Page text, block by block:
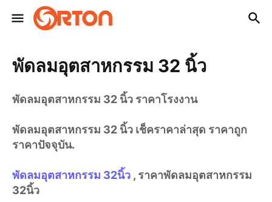
พัดลมอุตสาหกรรม 32 นิ้ว
พัดลมอุตสาหกรรม 32 นิ้ว ราคาโรงงาน
พัดลมอุตสาหกรรม 32 นิ้ว เช็คราคาล่าสุด ราคาถูก
ราคาปัจจุบัน.
พัดลมอุตสาหกรรม 32นิ้ว , ราคาพัดลมอุตสาหกรรม
32นิ้ว